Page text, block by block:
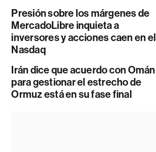
Presión sobre los márgenes de
MercadoLibre inquieta a
inversores y acciones caen en el
Nasdaq
Irán dice que acuerdo con Omán
para gestionar el estrecho de
Ormuz está en su fase final